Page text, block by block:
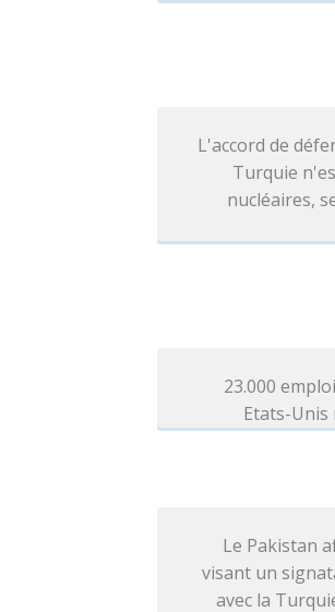
L'accord de
Turquie
nucléaires,
23.000
Etats-Unis
Le Pakistan
visant un
avec la